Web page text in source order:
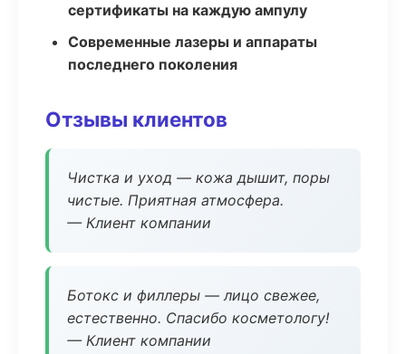
сертификаты на каждую ампулу
Современные лазеры и аппараты
последнего поколения
Отзывы клиентов
Чистка и уход — кожа дышит, поры
чистые. Приятная атмосфера.
— Клиент компании
Ботокс и филлеры — лицо свежее,
естественно. Спасибо косметологу!
— Клиент компании